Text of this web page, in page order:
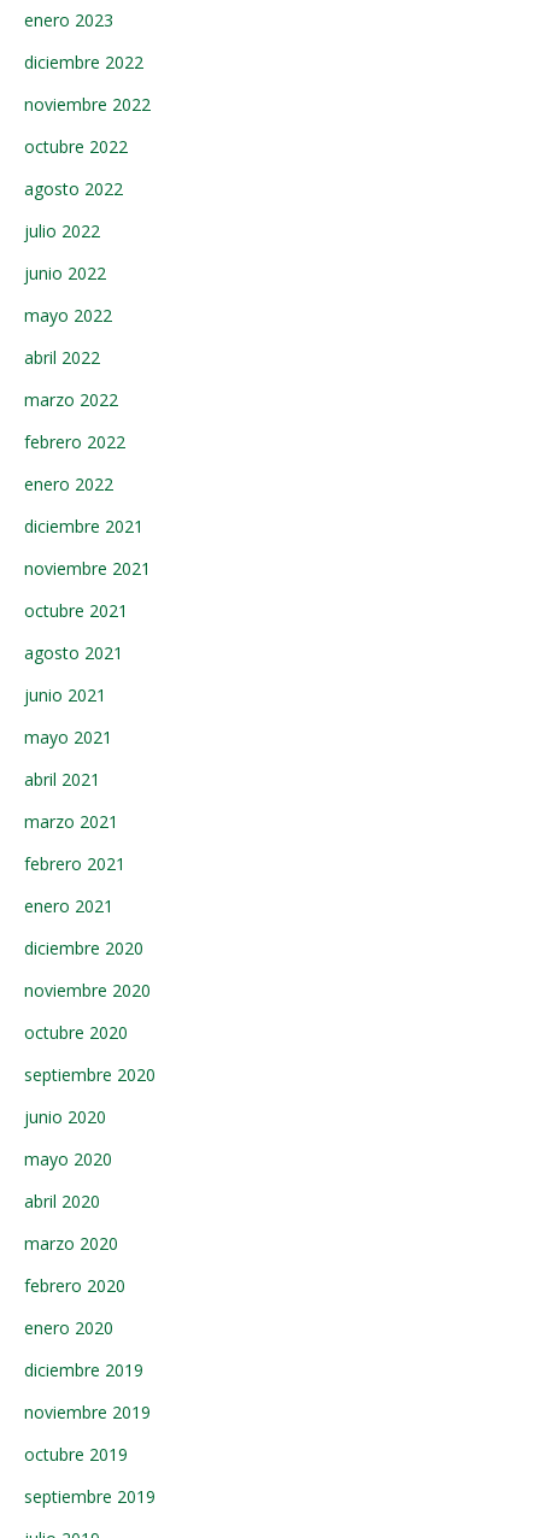
enero 2023
diciembre 2022
noviembre 2022
octubre 2022
agosto 2022
julio 2022
junio 2022
mayo 2022
abril 2022
marzo 2022
febrero 2022
enero 2022
diciembre 2021
noviembre 2021
octubre 2021
agosto 2021
junio 2021
mayo 2021
abril 2021
marzo 2021
febrero 2021
enero 2021
diciembre 2020
noviembre 2020
octubre 2020
septiembre 2020
junio 2020
mayo 2020
abril 2020
marzo 2020
febrero 2020
enero 2020
diciembre 2019
noviembre 2019
octubre 2019
septiembre 2019